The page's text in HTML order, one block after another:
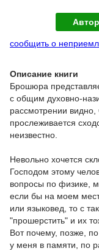
сообщить о
Описание книги
Брошюра
с общим духовно-
рассмотрении видно,
прослеживается
неизвестно.
Невольно хочется
Господом этому
вопросы по физике,
если бы на моем
или языковед, то с
"прошерстить" и их
Вот почему, позже,
у меня в памяти, по